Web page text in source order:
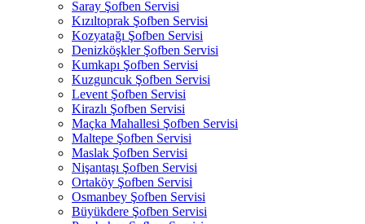
Saray Şofben Servisi
Kızıltoprak Şofben Servisi
Kozyatağı Şofben Servisi
Denizköşkler Şofben Servisi
Kumkapı Şofben Servisi
Kuzguncuk Şofben Servisi
Levent Şofben Servisi
Kirazlı Şofben Servisi
Maçka Mahallesi Şofben Servisi
Maltepe Şofben Servisi
Maslak Şofben Servisi
Nişantaşı Şofben Servisi
Ortaköy Şofben Servisi
Osmanbey Şofben Servisi
Büyükdere Şofben Servisi